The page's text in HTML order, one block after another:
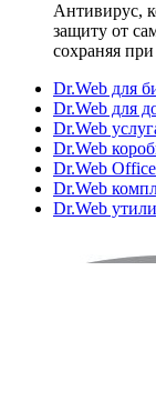
Антивирус,
защиту от
сохраняя
Dr.Web для
Dr.Web для
Dr.Web
Dr.Web
Dr.Web
Dr.Web
Dr.Web